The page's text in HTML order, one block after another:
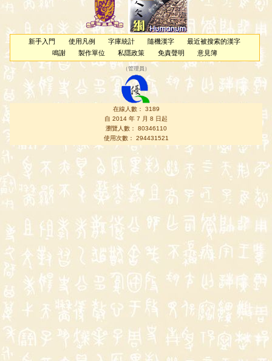
新手入門 使用凡例 字庫統計 隨機漢字
最近被搜索的漢字
鳴謝
製作單位 私隱政策 免責聲明 意見簿
（管理員 ）
在線人數： 3189
自 2014 年 7 月 8 日起
瀏覽人數： 80346110
使用次數： 294431521